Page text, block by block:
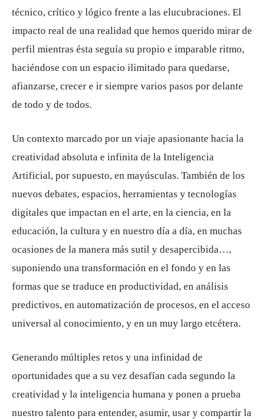
técnico, crítico y lógico frente a las elucubraciones. El
impacto real de una realidad que hemos querido mirar de
perfil mientras ésta seguía su propio e imparable ritmo,
haciéndose con un espacio ilimitado para quedarse,
afianzarse, crecer e ir siempre varios pasos por delante
de todo y de todos.
Un contexto marcado por un viaje apasionante hacia la
creatividad absoluta e infinita de la Inteligencia
Artificial, por supuesto, en mayúsculas. También de los
nuevos debates, espacios, herramientas y tecnologías
digitales que impactan en el arte, en la ciencia, en la
educación, la cultura y en nuestro día a día, en muchas
ocasiones de la manera más sutil y desapercibida…,
suponiendo una transformación en el fondo y en las
formas que se traduce en productividad, en análisis
predictivos, en automatización de procesos, en el acceso
universal al conocimiento, y en un muy largo etcétera.
Generando múltiples retos y una infinidad de
oportunidades que a su vez desafían cada segundo la
creatividad y la inteligencia humana y ponen a prueba
nuestro talento para entender, asumir, usar y compartir la